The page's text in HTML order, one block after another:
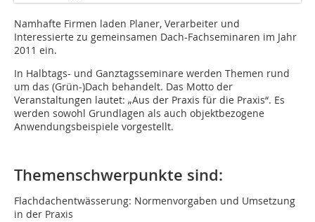
Namhafte Firmen laden Planer, Verarbeiter und
Interessierte zu gemeinsamen Dach-Fachseminaren im Jahr
2011 ein.
In Halbtags- und Ganztagsseminare werden Themen rund
um das (Grün-)Dach behandelt. Das Motto der
Veranstaltungen lautet: „Aus der Praxis für die Praxis“. Es
werden sowohl Grundlagen als auch objektbezogene
Anwendungsbeispiele vorgestellt.
Themenschwerpunkte sind:
Flachdachentwässerung: Normenvorgaben und Umsetzung
in der Praxis